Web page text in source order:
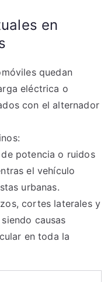
en
quedan
eléctrica o
con el alternador
potencia o ruidos
el vehículo
urbanas.
cortes laterales y
causas
en toda la